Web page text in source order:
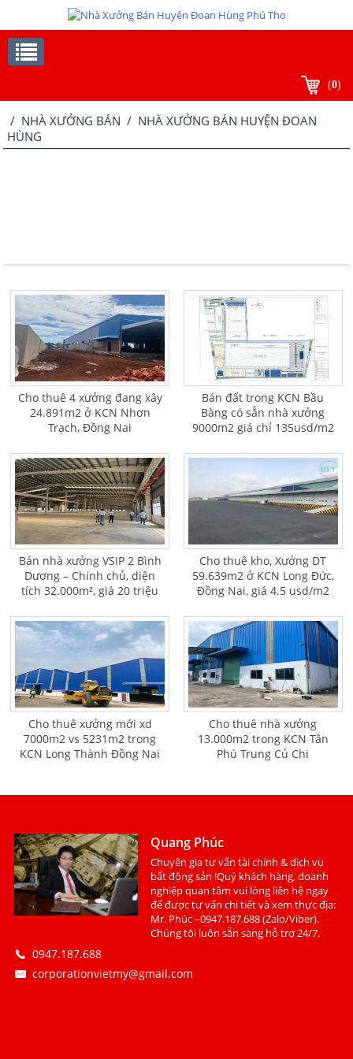
(0)
/ NHÀ XƯỞNG BÁN / NHÀ XƯỞNG BÁN HUYỆN ĐOAN
HÙNG
Cho thuê 4 xưởng đang xây
24.891m2 ở KCN Nhơn
Trạch, Đồng Nai
Bán đất trong KCN Bầu
Bàng có sẵn nhà xưởng
9000m2 giá chỉ 135usd/m2
Bán nhà xưởng VSIP 2 Bình
Dương – Chính chủ, diện
tích 32.000m², giá 20 triệu
Cho thuê kho, Xưởng DT
59.639m2 ở KCN Long Đức,
Đồng Nai, giá 4.5 usd/m2
Cho thuê xưởng mới xd
7000m2 vs 5231m2 trong
KCN Long Thành Đồng Nai
Cho thuê nhà xưởng
13.000m2 trong KCN Tân
Phú Trung Củ Chi
Quang Phúc
Chuyên gia tư vấn tài chính & dịch vụ
bất động sản !Quý khách hàng, doanh
nghiệp quan tâm vui lòng liên hệ ngay
để được tư vấn chi tiết và xem thực địa:
Mr. Phúc –0947.187.688 (Zalo/Viber).
Chúng tôi luôn sẵn sàng hỗ trợ 24/7.
0947.187.688
corporationvietmy@gmail.com